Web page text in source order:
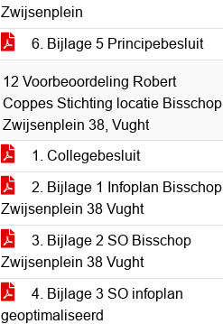
Zwijsenplein
6. Bijlage 5 Principebesluit
12 Voorbeoordeling Robert
Coppes Stichting locatie Bisschop
Zwijsenplein 38, Vught
1. Collegebesluit
2. Bijlage 1 Infoplan Bisschop
Zwijsenplein 38 Vught
3. Bijlage 2 SO Bisschop
Zwijsenplein 38 Vught
4. Bijlage 3 SO infoplan
geoptimaliseerd